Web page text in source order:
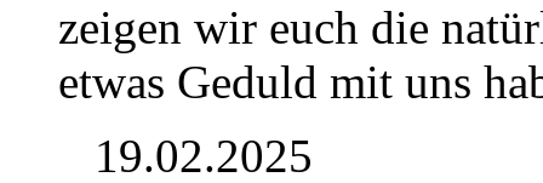
zeigen wir euch die
etwas Geduld mit uns
19.02.2025